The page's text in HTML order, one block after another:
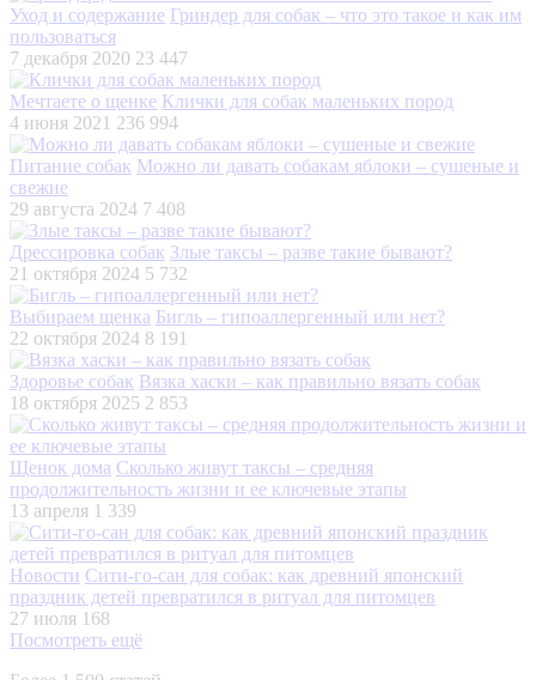
Уход и содержание Гриндер для собак – что это такое и как им
пользоваться
7 декабря 2020 23 447
Мечтаете о щенке Клички для собак маленьких пород
4 июня 2021 236 994
Питание собак Можно ли давать собакам яблоки – сушеные и
свежие
29 августа 2024 7 408
Дрессировка собак Злые таксы – разве такие бывают?
21 октября 2024 5 732
Выбираем щенка Бигль – гипоаллергенный или нет?
22 октября 2024 8 191
Здоровье собак Вязка хаски – как правильно вязать собак
18 октября 2025 2 853
Щенок дома Сколько живут таксы – средняя
продолжительность жизни и ее ключевые этапы
13 апреля 1 339
Новости Сити-го-сан для собак: как древний японский
праздник детей превратился в ритуал для питомцев
27 июля 168
Посмотреть ещё